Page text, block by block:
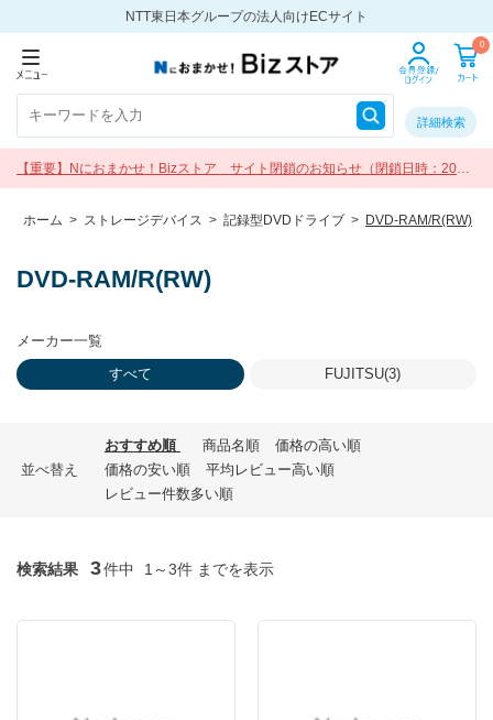
NTT東日本グループの法人向けECサイト
0
詳細検索
【重要】Nにおまかせ！Bizストア サイト閉鎖のお知らせ（閉鎖日時：2026
年9月30日 17:00）
ホーム > ストレージデバイス > 記録型DVDドライブ > DVD-RAM/R(RW)
DVD-RAM/R(RW)
メーカー一覧
すべて
FUJITSU(3)
並べ替え
おすすめ順 商品名順
価格の高い順
価格の安い順
平均レビュー高い順
レビュー件数多い順
検索結果 3件中 1～3件 までを表示